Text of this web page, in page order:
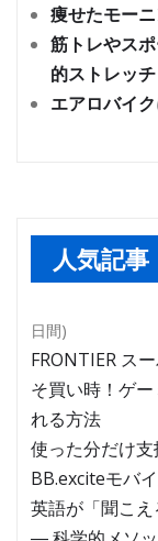
痩せたモー
筋トレやス
的ストレッチ
エアロバイ
人気記事
日間)
FRONTIER ス
そ買い時！ゲ
れる方法
使った分だけ支
BB.exciteモバ
英語が「聞こ